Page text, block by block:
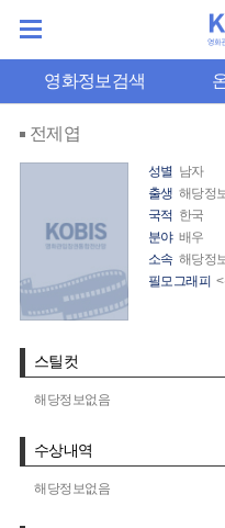
영화정보검색
전제엽
성별 남자
출생 해당정
국적 한국
분야 배우
소속 해당정
필모그래피
스틸컷
해당정보없음
수상내역
해당정보없음